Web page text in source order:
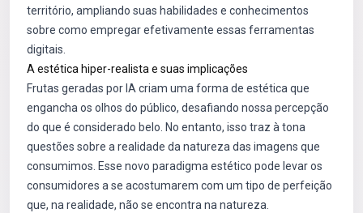
território, ampliando suas habilidades e conhecimentos
sobre como empregar efetivamente essas ferramentas
digitais.
A estética hiper-realista e suas implicações
Frutas geradas por IA criam uma forma de estética que
engancha os olhos do público, desafiando nossa percepção
do que é considerado belo. No entanto, isso traz à tona
questões sobre a realidade da natureza das imagens que
consumimos. Esse novo paradigma estético pode levar os
consumidores a se acostumarem com um tipo de perfeição
que, na realidade, não se encontra na natureza.